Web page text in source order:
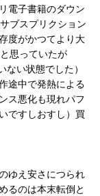
電子書籍のダウン
ブスプリクション
度がかつてより大
思っていたが
ない状態でした）
途中で発熱による
ス悪化も現れパフ
ですしおすし）買
ゆえ安さにつられ
るのは本末転倒と